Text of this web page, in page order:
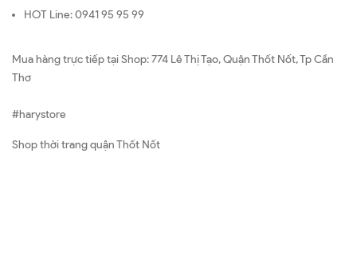
HOT Line: 0941 95 95 99
Mua hàng trực tiếp tại Shop: 774 Lê Thị Tạo, Quận Thốt Nốt, Tp Cần
Thơ
#harystore
Shop thời trang quận Thốt Nốt